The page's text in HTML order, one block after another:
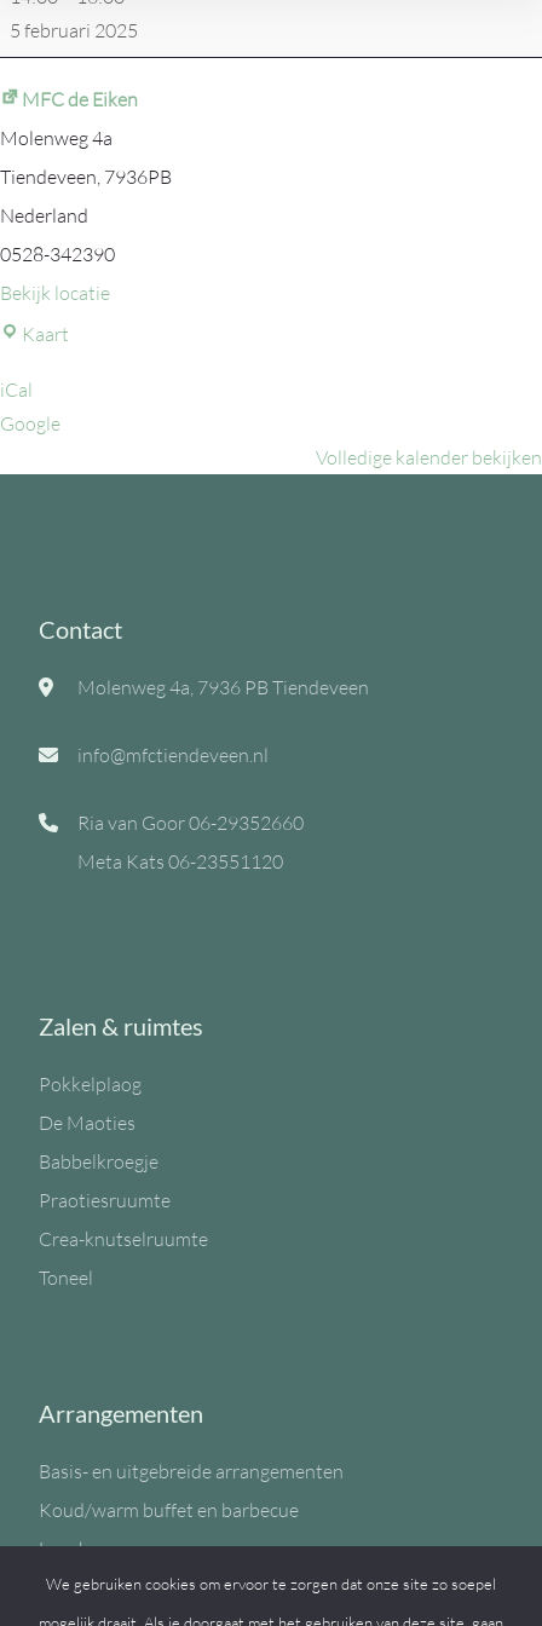
5 februari 2025
MFC de Eiken
Molenweg 4a
Tiendeveen, 7936PB
Nederland
0528-342390
Bekijk locatie
Kaart
iCal
Google
Volledige kalender bekijken
Contact
Molenweg 4a, 7936 PB Tiendeveen
info@mfctiendeveen.nl
Ria van Goor06-29352660
Meta Kats 06-23551120
Zalen & ruimtes
Pokkelplaog
De Maoties
Babbelkroegje
Praotiesruumte
Crea-knutselruumte
Toneel
Arrangementen
Basis- en uitgebreide arrangementen
Koud/warm buffet en barbecue
Lunch
Sportzaal
We gebruiken cookies om ervoor te zorgen dat onze site zo soepel